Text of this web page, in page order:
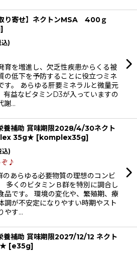
取り寄せ】ネクトンMSA 400ｇ
]
込)
育を増進し、欠乏性疾患からくる被
の低下を予防することに役立つミネ
す。 あらゆる肝要ミネラルと微量元
有益なビタミンD3が入っていますの
謝…
養補助 賞味期限2028/4/30ネクト
35g★ [komplex35g]
込)
ぞ♪
のあらゆる必要物質の理想のコンビ
多くのビタミンＢ群を特別に調合し
品です。 環境の変化や、繁殖期、療
調が不安定になりやすい時期やスト
やす…
養補助 賞味期限2027/12/12 ネクト
★ [e35g]